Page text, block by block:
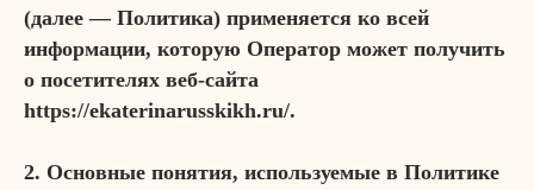
(далее — Политика) применяется ко всей
информации, которую Оператор может получить
о посетителях веб-сайта
https://ekaterinarusskikh.ru/.
2. Основные понятия, используемые в Политике